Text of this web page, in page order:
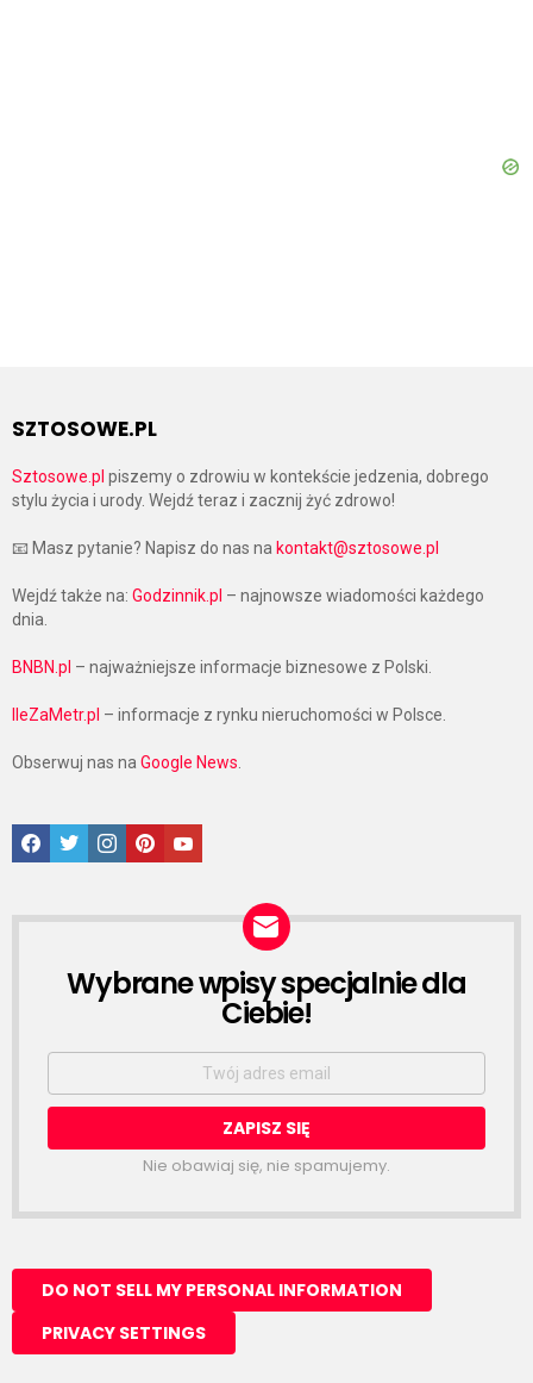
SZTOSOWE.PL
Sztosowe.pl piszemy o zdrowiu w kontekście jedzenia, dobrego
stylu życia i urody. Wejdź teraz i zacznij żyć zdrowo!
📧 Masz pytanie? Napisz do nas na kontakt@sztosowe.pl
Wejdź także na: Godzinnik.pl – najnowsze wiadomości każdego
dnia.
BNBN.pl – najważniejsze informacje biznesowe z Polski.
IleZaMetr.pl – informacje z rynku nieruchomości w Polsce.
Obserwuj nas na Google News
Facebook
TwitterInstagramPinterestGoogle News
NEWSLETTER
Wybrane wpisy specjalnie dla
Ciebie!
Email
Nie obawiaj się, nie spamujemy.